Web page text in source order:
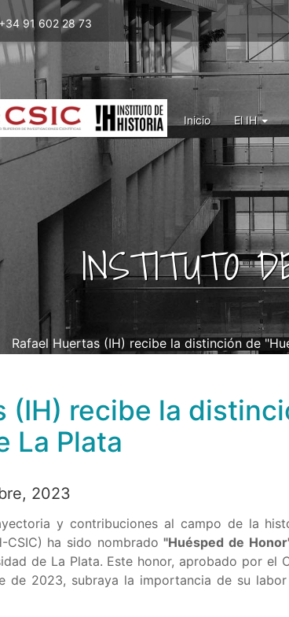
+34 91 602 28 73
Menu
IH
Inicio El IH
INSTITUTO
Rafael Huertas (IH) recibe la distinción de
(IH) recibe la
La Plata
2023
y contribuciones al campo de la
CSIC) ha sido nombrado"Huésped de
de La Plata. Este honor, aprobado por el
de 2023, subraya la importancia de su